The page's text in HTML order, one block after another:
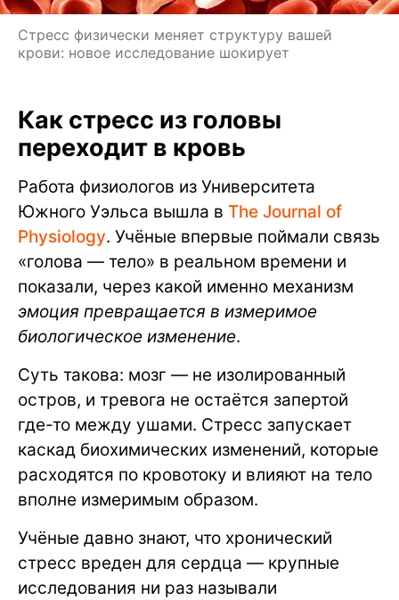
Стресс физически меняет структуру вашей
крови: новое исследование шокирует
Как стресс из головы
переходит в кровь
Работа физиологов из Университета
Южного Уэльса вышла в The Journal of
Physiology. Учёные впервые поймали связь
«голова — тело» в реальном времени и
показали, через какой именно механизм
эмоция превращается в измеримое
биологическое изменение.
Суть такова: мозг — не изолированный
остров, и тревога не остаётся запертой
где-то между ушами. Стресс запускает
каскад биохимических изменений, которые
расходятся по кровотоку и влияют на тело
вполне измеримым образом.
Учёные давно знают, что хронический
стресс вреден для сердца — крупные
исследования ни раз называли